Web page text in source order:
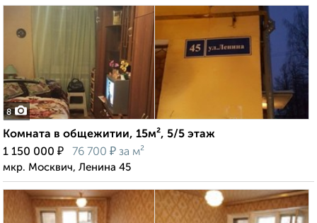
8
Комната в общежитии, 15м², 5/5 этаж
1 150 000 ₽ 76 700 ₽ за м²
мкр. Москвич, Ленина 45